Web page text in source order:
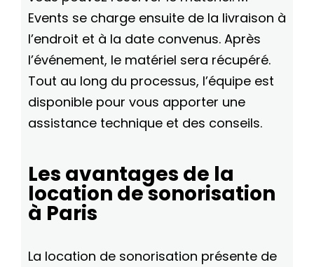
Events se charge ensuite de la livraison à
l’endroit et à la date convenus. Après
l’événement, le matériel sera récupéré.
Tout au long du processus, l’équipe est
disponible pour vous apporter une
assistance technique et des conseils.
Les avantages de la
location de sonorisation
à Paris
La location de sonorisation présente de